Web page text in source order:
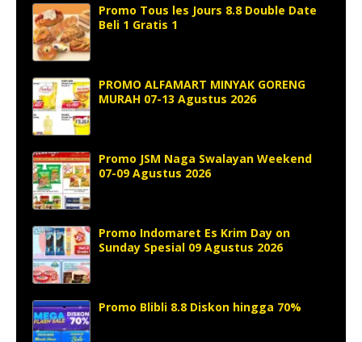
Promo Tous les Jours 8.8 Double Date
Beli 1 Gratis 1
PROMO ALFAMART MINYAK GORENG
MURAH 07-13 Agustus 2026
Promo JSM Naga Swalayan Weekend
07-09 Agustus 2026
Promo Indomaret Es Krim Day on
Sunday Spesial 09 Agustus 2026
Promo Blibli 8.8 Diskon hingga 70%